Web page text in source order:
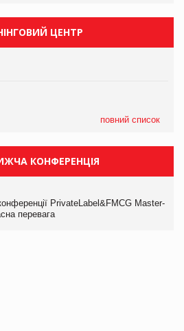
ЦЕНТР
повний список
КОНФЕРЕНЦІЯ
PrivateLabel&FMCG Master-
перевага